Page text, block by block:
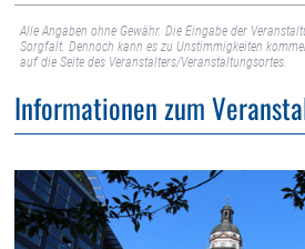
Alle Angaben ohne Gewähr. Die Eingabe der
Sorgfalt. Dennoch kann es zu Unstimmigkeiten
auf die Seite des Veranstalters/Veranstaltungsortes.
Informationen zum